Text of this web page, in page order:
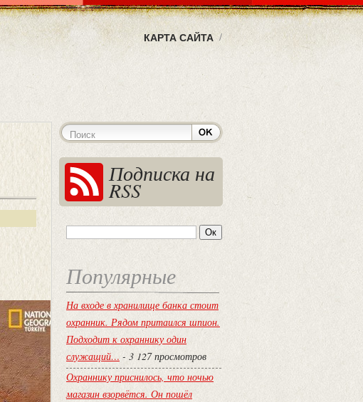
КАРТА САЙТА
Подписка на
RSS
Популярные
На входе в хранилище банка стоит
охранник. Рядом притаился шпион.
Подходит к охраннику один
служащий… - 3 127 просмотров
Охраннику приснилось, что ночью
магазин взорвётся. Он пошёл